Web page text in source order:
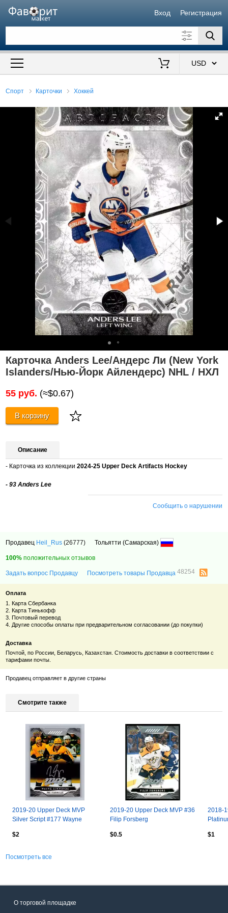
Вход Регистрация
Искать также в описании
Спорт Карточки Хоккей
Карточка Anders Lee/Андерс Ли (New York
Islanders/Нью-Йорк Айлендерс) NHL / НХЛ
55 руб. (≈$0.67)
В корзину
Описание
- Карточка из коллекции2024-25 Upper Deck Artifacts Hockey
- 93 Anders Lee
Сообщить о нарушении
Продавец Heil_Rus (26777) Тольятти (Самарская)
100% положительных отзывов
Задать вопрос Продавцу Посмотреть товары Продавца48254
Оплата
1. Карта Сбербанка
2. Карта Тинькофф
3. Почтовый перевод
4. Другие способы оплаты при предварительном согласовании (до покупки)
Доставка
Почтой, по России, Беларусь, Казахстан. Стоимость доставки в соответствии с
тарифами почты.
Продавец отправляет в другие страны
Смотрите также
2019-20 Upper Deck MVP
Silver Script #177 Wayne
$2
2019-20 Upper Deck MVP #36
Filip Forsberg
$0.5
2018-
$1
Посмотреть все
О торговой площадке